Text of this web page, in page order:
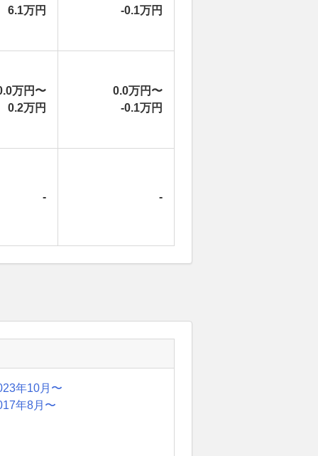
6.1万円
-0.1万円
万円〜
0.2万円
0.0万円〜
-0.1万円
- -
年10月〜
年8月〜